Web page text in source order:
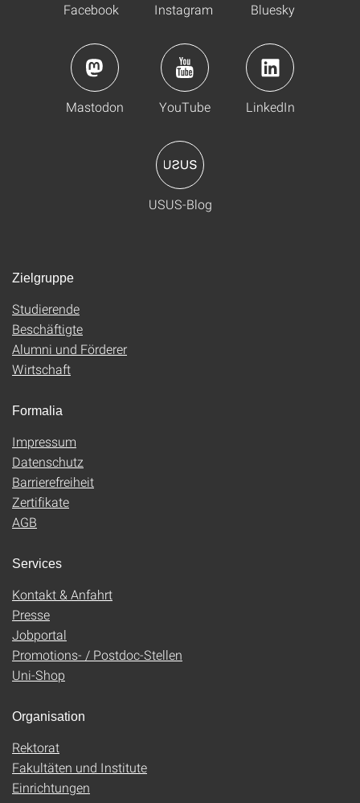
Facebook Instagram Bluesky
Mastodon YouTube LinkedIn
USUS-Blog
Zielgruppe
Studierende
Beschäftigte
Alumni und Förderer
Wirtschaft
Formalia
Impressum
Datenschutz
Barrierefreiheit
Zertifikate
AGB
Services
Kontakt & Anfahrt
Presse
Jobportal
Promotions- / Postdoc-Stellen
Uni-Shop
Organisation
Rektorat
Fakultäten und Institute
Einrichtungen